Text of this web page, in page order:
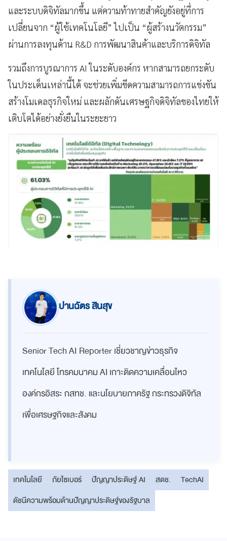
และระบบดิจิทัลมากขึ้น แต่ความท้าทายสำคัญยังอยู่ที่การ
เปลี่ยนจาก “ผู้ใช้เทคโนโลยี” ไปเป็น “ผู้สร้างนวัตกรรม”
ผ่านการลงทุนด้าน R&D การพัฒนาสินค้าและบริการดิจิทัล
รวมถึงการบูรณาการ AI ในระดับองค์กร หากสามารถยกระดับ
ในประเด็นเหล่านี้ได้ จะช่วยเพิ่มขีดความสามารถการแข่งขัน
สร้างโมเดลธุรกิจใหม่ และผลักดันเศรษฐกิจดิจิทัลของไทยให้
เติบโตได้อย่างยั่งยืนในระยะยาว
ปานฉัตร สินสุข
Senior Tech AI Reporter เชี่ยวชาญข่าวธุรกิจ
เทคโนโลยี โทรคมนาคม AI เกาะติดความเคลื่อนไหว
องค์กรอิสระ กสทช. และนโยบายภาครัฐ กระทรวงดิจิทัล
เพื่อเศรษฐกิจและสังคม
เทคโนโลยี ภัยไซเบอร์ ปัญญาประดิษฐ์ AI สดช.
TechAI
ดัชนีความพร้อมด้านปัญญาประดิษฐ์ของรัฐบาล